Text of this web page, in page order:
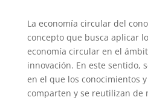
La economía circular del
concepto que busca aplicar
economía circular en el
innovación. En este sentido,
en el que los conocimientos
comparten y se reutilizan de